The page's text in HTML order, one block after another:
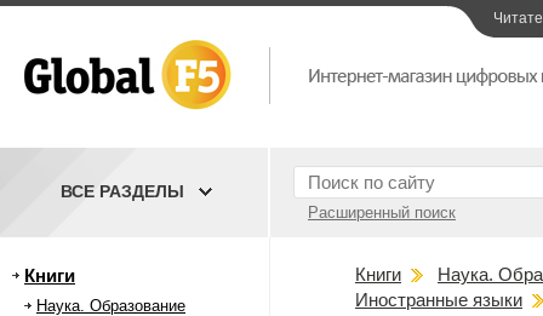
Расширенный поиск
ВСЕ РАЗДЕЛЫ
Книги
Наука. Образование
Книги
Наука.
Иностранные языки